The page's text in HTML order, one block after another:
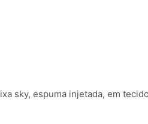
sky, espuma injetada, em